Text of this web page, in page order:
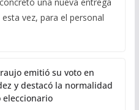
vez, para el personal
emitió su voto en
y destacó la normalidad
eleccionario